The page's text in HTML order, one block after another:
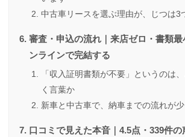
中古車リースを選ぶ理由が、じつは3
審査・申込の流れ｜来店ゼロ・書類
ンラインで完結する
「収入証明書類が不要」というのは
く言葉か
新車と中古車で、納車までの流れが
口コミで見えた本音｜4.5点・339件の